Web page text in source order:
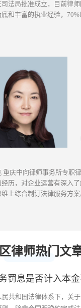
法局批准成立，目前律
和丰富的执业经验，
重庆中向律师事务所专职
经历，对企业运营有深入
维上综合制订法律服务方
律师热门文
罚息是否计入本
民共和国法律体系下，关